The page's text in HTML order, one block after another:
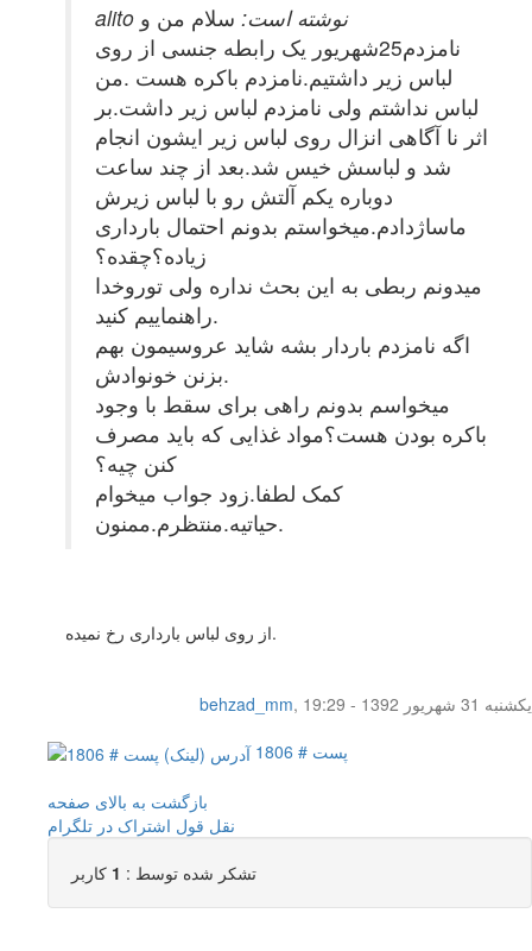
alito نوشته است: سلام من و
نامزدم25شهریور یک رابطه جنسی از روی
لباس زیر داشتیم.نامزدم باکره هست .من
لباس نداشتم ولی نامزدم لباس زیر داشت.بر
اثر نا آگاهی انزال روی لباس زیر ایشون انجام
شد و لباسش خیس شد.بعد از چند ساعت
دوباره یکم آلتش رو با لباس زیرش
ماساژدادم.میخواستم بدونم احتمال بارداری
زیاده؟چقده؟
میدونم ربطی به این بحث نداره ولی توروخدا
راهنماییم کنید.
اگه نامزدم باردار بشه شاید عروسیمون بهم
بزنن خونوادش.
میخواسم بدونم راهی برای سقط با وجود
باکره بودن هست؟مواد غذایی که باید مصرف
کنن چیه؟
کمک لطفا.زود جواب میخوام
حیاتیه.منتظرم.ممنون.
از روی لباس بارداری رخ نمیده.
behzad_mm,
یکشنبه 31 شهریور 1392 - 19:29
پست # 1806
بازگشت به بالای صفحه
نقل قول اشتراک در تلگرام
تشکر شده توسط : 1 کاربر